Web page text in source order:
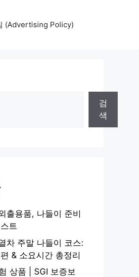
(Advertising Policy)
검
색
출용품, 나들이 준비
트
차 주말 나들이 코스:
& 소요시간 총정리
상품 | SGI 보증보